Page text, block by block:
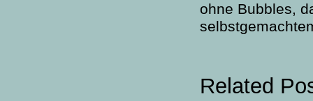
ohne Bubbles,
Related